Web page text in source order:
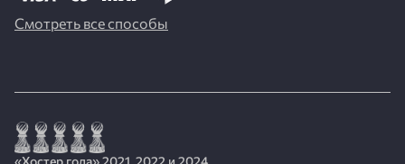
Смотреть все способы
«Хостер года» 2021, 2022 и 2024